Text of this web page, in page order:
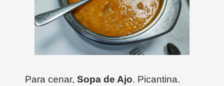
Para cenar, Sopa de Ajo. Picantina.